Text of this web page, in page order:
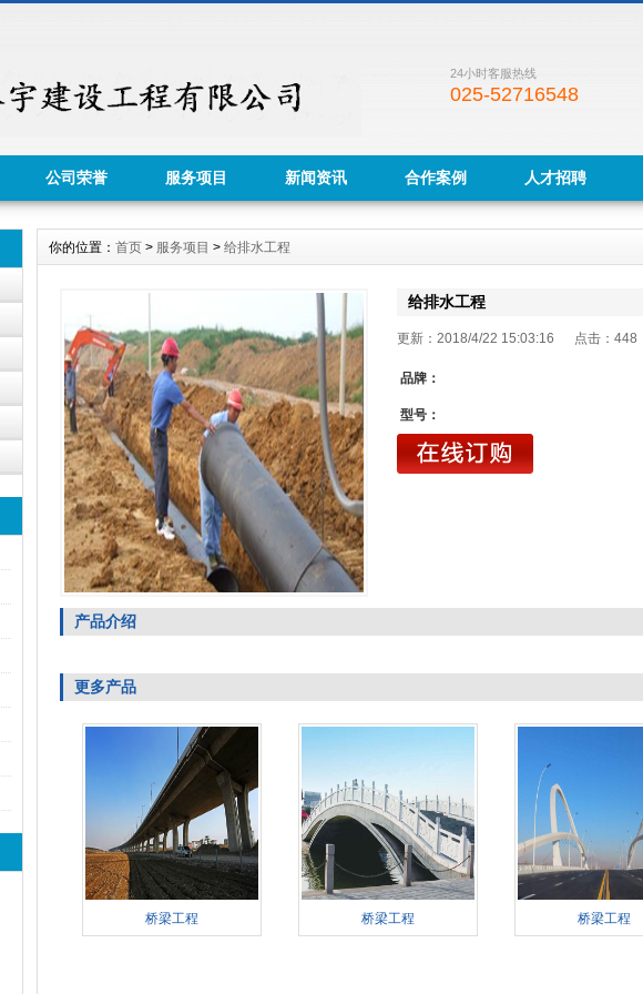
24小时客服热线
025-52716548
公司荣誉 服务项目 新闻资讯 合作案例 人才招聘
你的位置： 首页 > 服务项目 > 给排水工程
给排水工程
更新：2018/4/22 15:03:16 点击： 448
品牌：
型号：
产品介绍
更多产品
桥梁工程 桥梁工程 桥梁工程